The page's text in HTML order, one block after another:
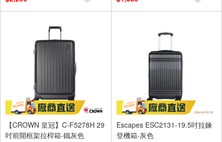
【CROWN 皇冠】C-F5278H 29
吋前開框架拉桿箱-鐵灰色
Escapes ESC2131-19.5吋拉鍊
登機箱-灰色